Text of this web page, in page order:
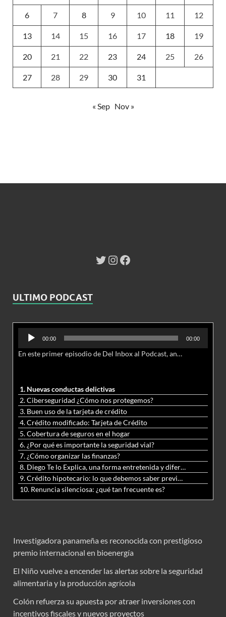
6 7 8 9 10 11 12
13 14 15 16 17 18 19
20 21 22 23 24 25 26
27 28 29 30 31
« Sep Nov »
ULTIMO PODCAST
Reproductor
audio
00:00 00:00
En este primer episodio de Del Inbox al Podcast, analizamos junto al abogado Jonathan Brown las nuevas conductas delictivas cibernéticas y la necesidad de hacer modificaciones al Código Penal.
1. Nuevas conductas delictivas
2. Ciberseguridad ¿Cómo nos protegemos?
3. Buen uso de la tarjeta de crédito
4. Crédito modificado: Tarjeta de Crédito
5. Cobertura de seguros en el hogar
6. ¿Por qué es importante la seguridad vial?
7. ¿Cómo organizar las finanzas?
8. Diego Te lo Explica, una forma entretenida y diferente de aprender matemáticas y ciencias
9. Crédito hipotecario: lo que debemos saber previo a adquirir nuestra vivienda
10. Renuncia silenciosa: ¿qué tan frecuente es?
Investigadora panameña es reconocida con prestigioso
premio internacional en bioenergía
El Niño vuelve a encender las alertas sobre la seguridad
alimentaria y la producción agrícola
Colón refuerza su apuesta por atraer inversiones con
incentivos fiscales y nuevos proyectos